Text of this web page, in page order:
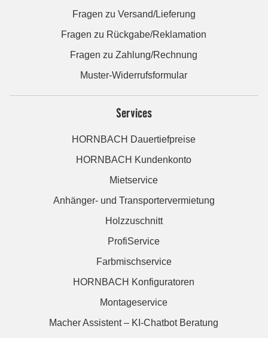
Fragen zu Versand/Lieferung
Fragen zu Rückgabe/Reklamation
Fragen zu Zahlung/Rechnung
Muster-Widerrufsformular
Services
HORNBACH Dauertiefpreise
HORNBACH Kundenkonto
Mietservice
Anhänger- und Transportervermietung
Holzzuschnitt
ProfiService
Farbmischservice
HORNBACH Konfiguratoren
Montageservice
Macher Assistent – KI-Chatbot Beratung